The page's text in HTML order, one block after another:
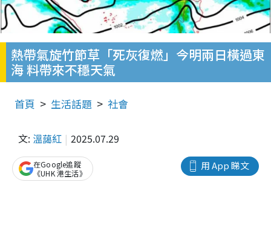
熱帶氣旋竹節草「死灰復燃」今明兩日橫過東
海 料帶來不穩天氣
首頁 生活話題 社會
文: 溫藹紅 2025.07.29
用 App 睇文
在Google追蹤
《UHK 港生活》